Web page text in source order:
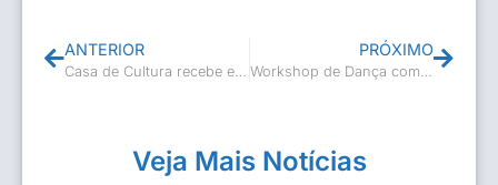
ANTERIOR
Casa de Cultura recebe evento em valorização da pessoa idosa
PRÓXIMO
Workshop de Dança com bailarina do Dutch National Ballet oferece formação técnica e debate sobre saúde mental em Casimiro de Abreu
Veja Mais Notícias